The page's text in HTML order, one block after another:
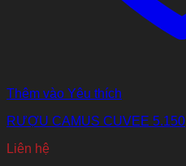
Thêm vào Yêu thích
RƯỢU CAMUS CUVEE 5.150
Liên hệ